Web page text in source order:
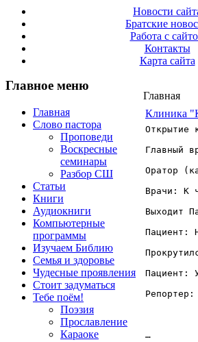
Новости
Братские
Работа с
Контакты
Карта сайта
Главное меню
Главная
Слово пастора
Проповеди
Воскресные
семинары
Разбор СШ
Статьи
Книги
Аудиокниги
Компьютерные
программы
Изучаем Библию
Семья и здоровье
Чудесные проявления
Стоит задуматься
Тебе поём!
Поэзия
Прославление
Караоке
Главная
Клиника
Открытие
Главный
Оратор
Врачи: К
Выходит
Пациент:
Пациент:
…